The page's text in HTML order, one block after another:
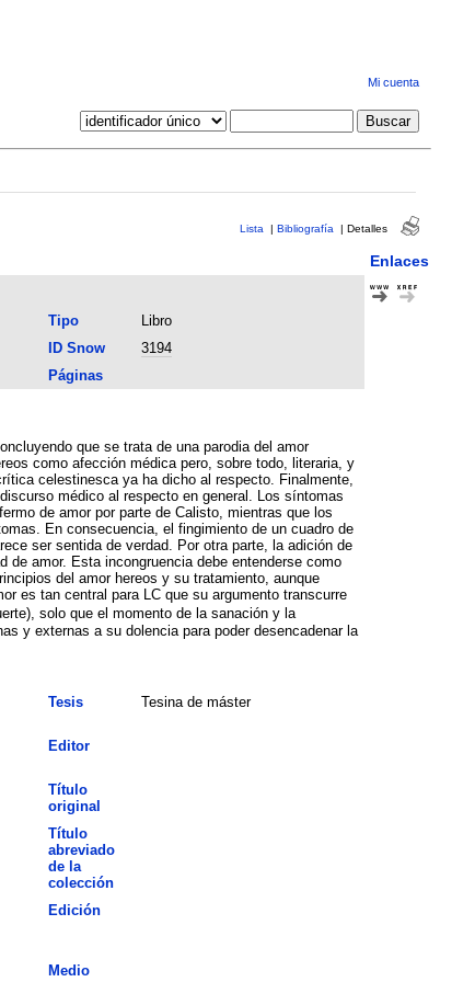
Mi cuenta
Lista | Bibliografía | Detalles
Enlaces
Tipo
Libro
ID Snow
3194
Páginas
que se trata de una parodia del amor
como afección médica pero, sobre todo, literaria, y
celestinesca ya ha dicho al respecto. Finalmente,
médico al respecto en general. Los síntomas
de amor por parte de Calisto, mientras que los
En consecuencia, el fingimiento de un cuadro de
ser sentida de verdad. Por otra parte, la adición de
amor. Esta incongruencia debe entenderse como
del amor hereos y su tratamiento, aunque
es tan central para LC que su argumento transcurre
solo que el momento de la sanación y la
y externas a su dolencia para poder desencadenar la
Tesis Tesina de máster
Editor
Título
original
Título
abreviado
de la
colección
Edición
Medio